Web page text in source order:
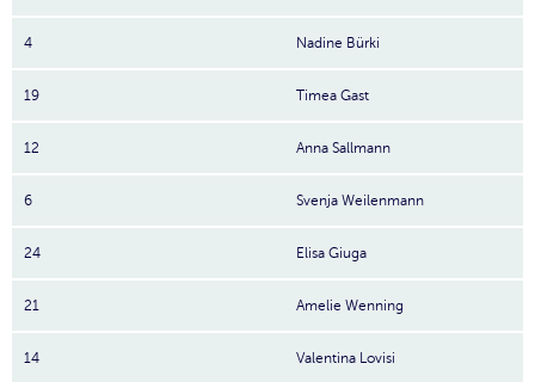
4 Nadine Bürki
19 Timea Gast
12 Anna Sallmann
6 Svenja Weilenmann
24 Elisa Giuga
21 Amelie Wenning
14 Valentina Lovisi